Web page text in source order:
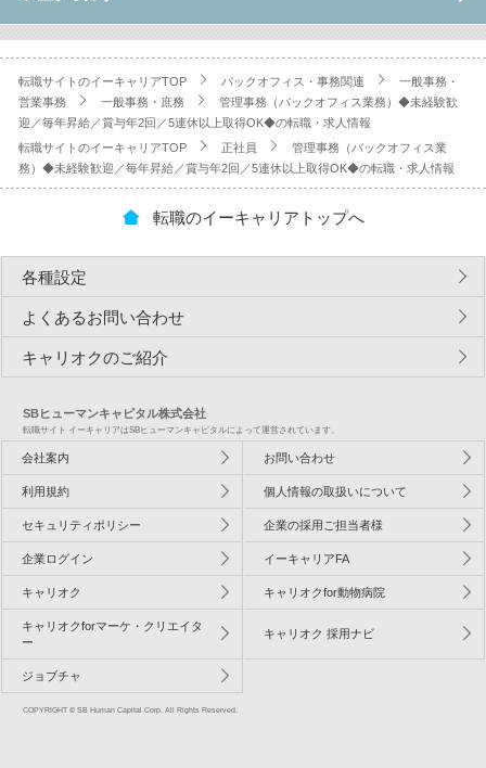
転職サイトのイーキャリアTOP バックオフィス・事務関連
一般事務・
営業事務
一般事務・庶務
管理事務（バックオフィス業務）◆未経験歓
迎／毎年昇給／賞与年2回／5連休以上取得OK◆の転職・求人情報
転職サイトのイーキャリアTOP
正社員
管理事務（バックオフィス業
務）◆未経験歓迎／毎年昇給／賞与年2回／5連休以上取得OK◆の転職・求人情報
転職のイーキャリアトップへ
各種設定
よくあるお問い合わせ
キャリオクのご紹介
SBヒューマンキャピタル株式会社
転職サイト イーキャリアはSBヒューマンキャピタルによって運営されています。
会社案内 お問い合わせ
利用規約 個人情報の取扱いについて
セキュリティポリシー 企業の採用ご担当者様
企業ログイン イーキャリアFA
キャリオク キャリオクfor動物病院
キャリオクforマーケ・クリエイタ
ー
キャリオク 採用ナビ
ジョブチャ
COPYRIGHT © SB Human Capital Corp. All Rights Reserved.